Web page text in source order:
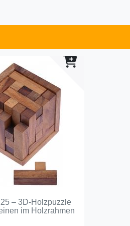
– 3D-Holzpuzzle
im Holzrahmen